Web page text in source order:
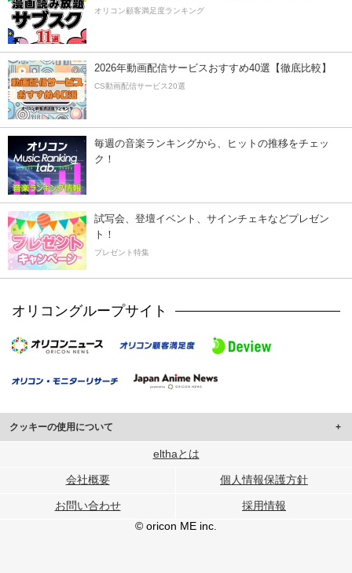
オリコン顧客満足度ランキング
2026年動画配信サービスおすすめ40選【徹底比較】
CS動画配信サービス20選
毎週の音楽ランキングから、ヒットの推移をチェッ
ク！
試写会、登壇イベント、サインチェキなどプレゼン
ト！
プレゼント特集
オリコングループサイト
クッキーの使用について
このサイトでは Cookie を使用して、ユーザーに合わせたコンテンツや広告の
行っています。
メディアや広告配信、データ解析の各パートナーに提供しています。
各パートナーは、この情報とユーザーが各パートナーに提供した他の情報や、
ユーザーが各パートナーのサービスを使用したときに収集した他の情報を組み
elthaとは
会社概要 個人情報保護方針
お問い合わせ
採用情報
© oricon ME inc.